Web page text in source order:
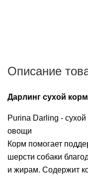
Описание
Дарлинг сухой
Purina Darling -
овощи
Корм помогает
шерсти собаки
и жирам. Содержит